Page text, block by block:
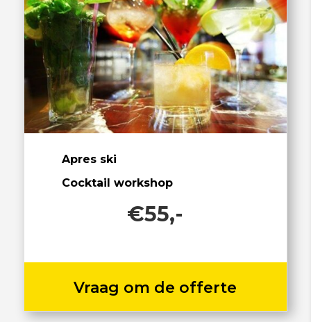
Apres ski
Cocktail workshop
€55,-
Vraag om de offerte